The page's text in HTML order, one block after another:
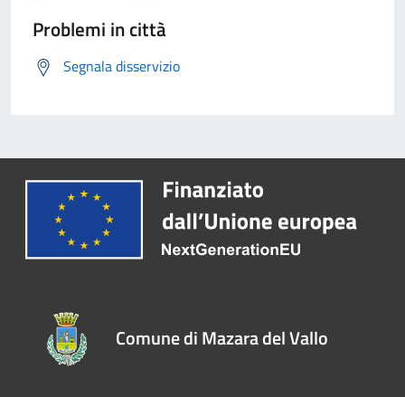
Problemi in città
Segnala disservizio
Comune di Mazara del Vallo